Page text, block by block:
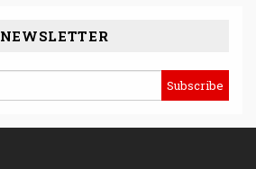
NEWSLETTER